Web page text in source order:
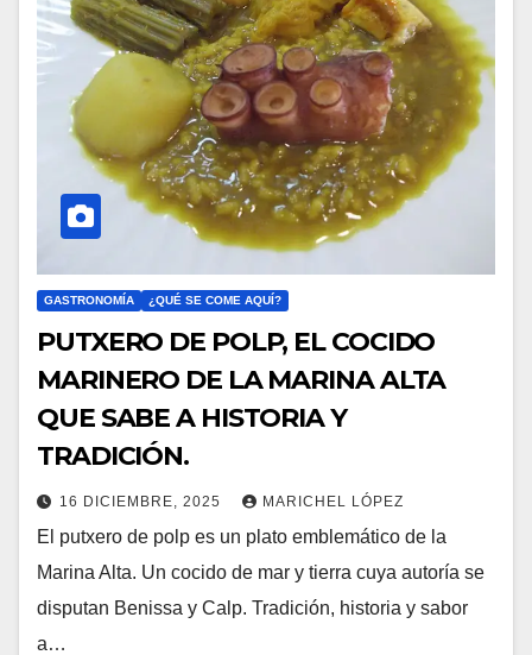
GASTRONOMÍA ¿QUÉ SE COME AQUÍ?
PUTXERO DE POLP, EL COCIDO
MARINERO DE LA MARINA ALTA
QUE SABE A HISTORIA Y
TRADICIÓN.
16 DICIEMBRE, 2025 MARICHEL LÓPEZ
El putxero de polp es un plato emblemático de la
Marina Alta. Un cocido de mar y tierra cuya autoría se
disputan Benissa y Calp. Tradición, historia y sabor
a…